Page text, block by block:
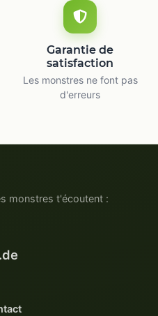
Garantie de
satisfaction
Les monstres ne font pas
d'erreurs
monstres t'écoutent :